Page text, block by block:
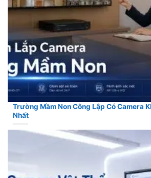
Trường Mầm Non Công Lập Có Camera
Nhất